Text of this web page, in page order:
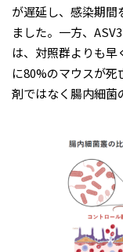
が遅延し、感染期
ました。⼀⽅、
は、対照群よりも早
に80%のマウスが死
剤ではなく腸内細菌